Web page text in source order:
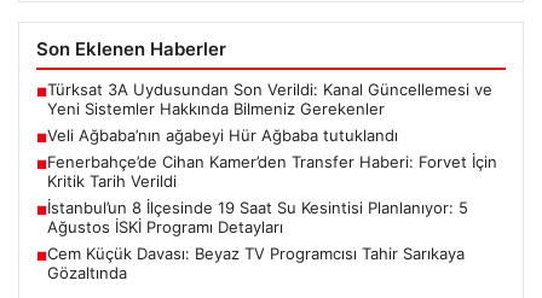
Son Eklenen Haberler
■Türksat 3A Uydusundan Son Verildi: Kanal Güncellemesi ve
Yeni Sistemler Hakkında Bilmeniz Gerekenler
■Veli Ağbaba’nın ağabeyi Hür Ağbaba tutuklandı
■Fenerbahçe’de Cihan Kamer’den Transfer Haberi: Forvet İçin
Kritik Tarih Verildi
■İstanbul’un 8 İlçesinde 19 Saat Su Kesintisi Planlanıyor: 5
Ağustos İSKİ Programı Detayları
■Cem Küçük Davası: Beyaz TV Programcısı Tahir Sarıkaya
Gözaltında